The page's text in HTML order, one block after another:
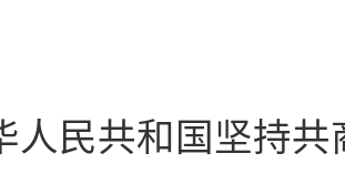
人民共和国坚持